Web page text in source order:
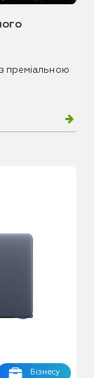
преміальною
Бізнесу